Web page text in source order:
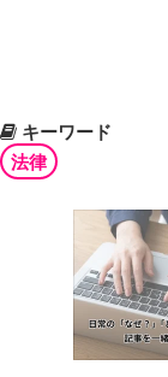
キーワード
法律